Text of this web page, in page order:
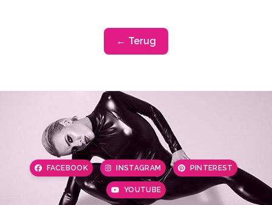
← Terug
FACEBOOK INSTAGRAM PINTEREST
YOUTUBE